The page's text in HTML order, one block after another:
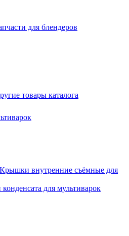
для блендеров
товары каталога
Крышки внутренние съёмные для
для мультиварок